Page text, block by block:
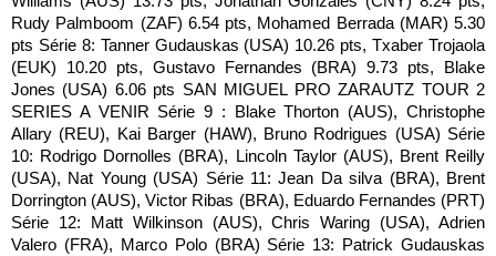
Rudy Palmboom (ZAF) 6.54 pts, Mohamed Berrada (MAR) 5.30
pts Série 8: Tanner Gudauskas (USA) 10.26 pts, Txaber Trojaola
(EUK) 10.20 pts, Gustavo Fernandes (BRA) 9.73 pts, Blake
Jones (USA) 6.06 pts SAN MIGUEL PRO ZARAUTZ TOUR 2
SERIES A VENIR Série 9 : Blake Thorton (AUS), Christophe
Allary (REU), Kai Barger (HAW), Bruno Rodrigues (USA) Série
10: Rodrigo Dornolles (BRA), Lincoln Taylor (AUS), Brent Reilly
(USA), Nat Young (USA) Série 11: Jean Da silva (BRA), Brent
Dorrington (AUS), Victor Ribas (BRA), Eduardo Fernandes (PRT)
Série 12: Matt Wilkinson (AUS), Chris Waring (USA), Adrien
Valero (FRA), Marco Polo (BRA) Série 13: Patrick Gudauskas